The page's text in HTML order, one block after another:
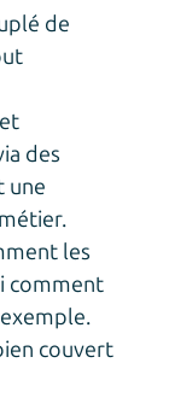
de
des
une
les
comment
couvert